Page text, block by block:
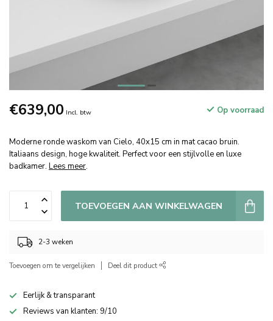
€639,00 Incl. btw Op voorraad
Moderne ronde waskom van Cielo, 40x15 cm in mat cacao bruin.
Italiaans design, hoge kwaliteit. Perfect voor een stijlvolle en luxe
badkamer. Lees meer.
TOEVOEGEN AAN WINKELWAGEN
2-3 weken
Toevoegen om te vergelijken Deel dit product
Eerlijk & transparant
Reviews van klanten: 9/10